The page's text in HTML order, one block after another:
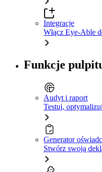
Integracje
Włącz Eye-Able
Funkcje
Audyt i raport
Testuj,
Generator
Stwórz swoją